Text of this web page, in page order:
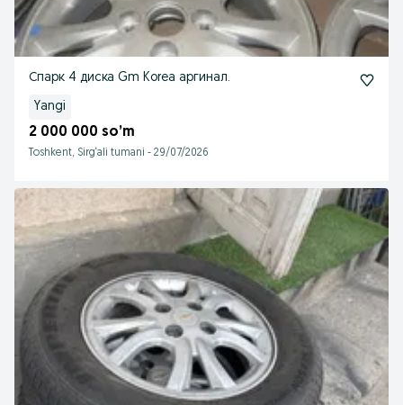
Спарк 4 диска Gm Korea аргинал.
Yangi
2 000 000 so’m
Toshkent, Sirg‘ali tumani - 29/07/2026